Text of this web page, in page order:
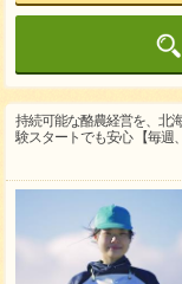
持続可能な酪農経営を、北
験スタートでも安心 【毎週